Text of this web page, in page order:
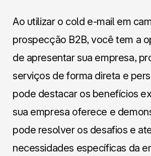
Ao utilizar o cold e-mail em
prospecção B2B, você tem a
de apresentar sua empresa,
serviços de forma direta e
pode destacar os benefícios
sua empresa oferece e
pode resolver os desafios e
necessidades específicas da